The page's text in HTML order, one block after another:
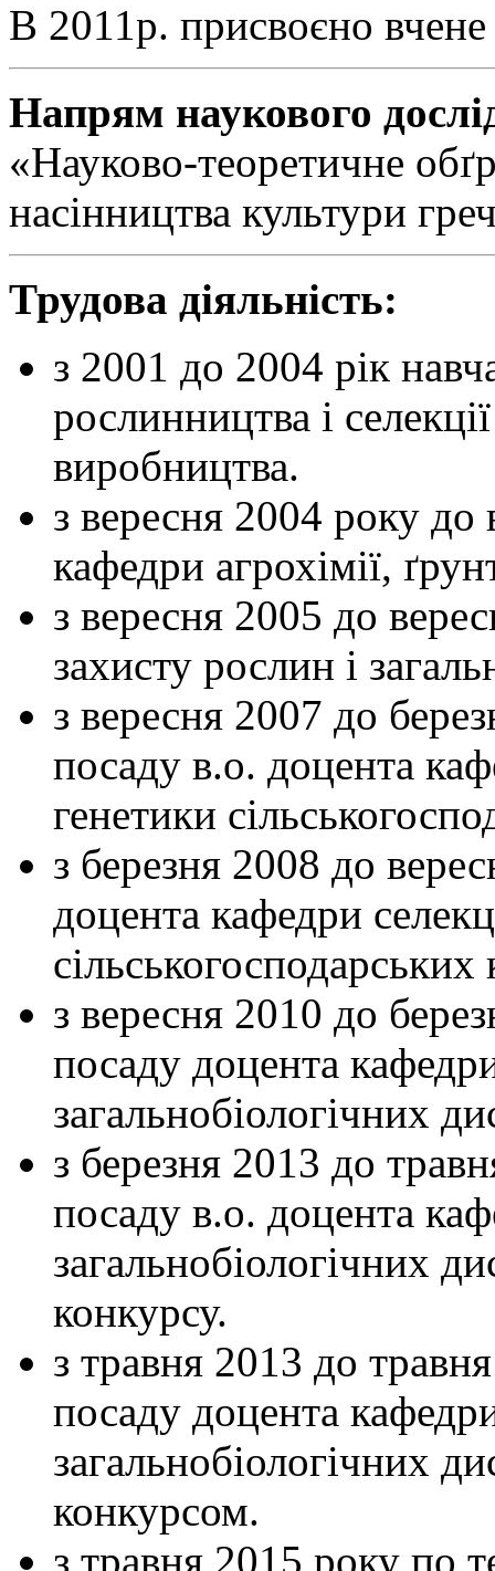
В 2011р. присвоєно
Напрям наукового
«Науково-теоретичне
насінництва культури
Трудова діяльність:
з 2001 до 2004 рік
рослинництва і
виробництва.
з вересня 2004 року до
кафедри агрохімії,
з вересня 2005 до
захисту рослин і
з вересня 2007 до
посаду в.о. доцента
генетики
з березня 2008 до
доцента кафедри
сільськогосподарських
з вересня 2010 до
посаду доцента
загальнобіологічних
з березня 2013 до
посаду в.о. доцента
загальнобіологічних
конкурсу.
з травня 2013 до
посаду доцента
загальнобіологічних
конкурсом.
з травня 2015 року по